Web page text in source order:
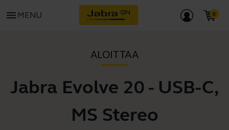
menu MENU
ALOITTAA
Jabra Evolve 20 - USB-C,
MS Stereo